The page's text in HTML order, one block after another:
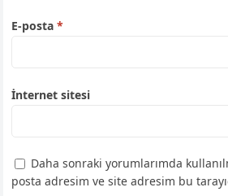
E-posta*
İnternet sitesi
Daha sonraki yorumlarımda
posta adresim ve site adresim bu